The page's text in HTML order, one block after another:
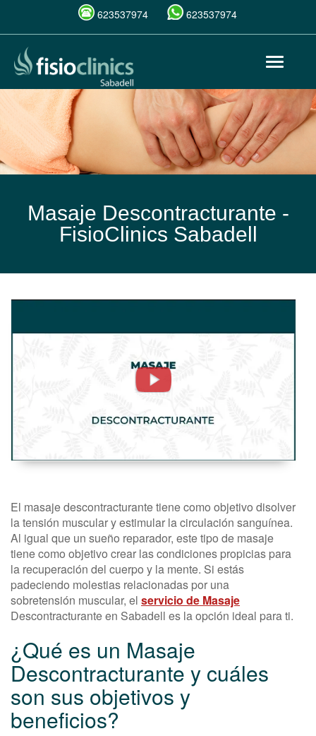
Pasar
contenido
principal
623537974 623537974
Toggle
Masaje Descontracturante -
FisioClinics Sabadell
Masaje
Descontracturante.
FisioClinics
El masaje descontracturante tiene como objetivo disolver
la tensión muscular y estimular la circulación sanguínea.
Al igual que un sueño reparador, este tipo de masaje
tiene como objetivo crear las condiciones propicias para
la recuperación del cuerpo y la mente. Si estás
padeciendo molestias relacionadas por una
sobretensión muscular, el servicio de Masaje
Descontracturante en Sabadell es la opción ideal para ti.
¿Qué es un Masaje
Descontracturante y cuáles
son sus objetivos y
beneficios?